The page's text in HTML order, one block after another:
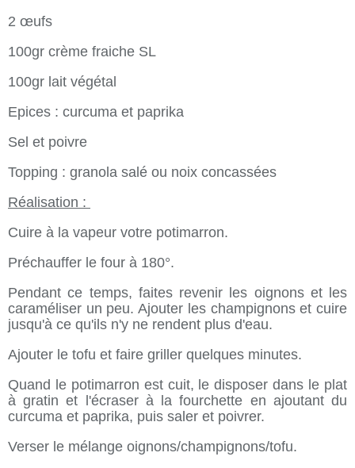
2 œufs
100gr crème fraiche SL
100gr lait végétal
Epices : curcuma et paprika
Sel et poivre
Topping : granola salé ou noix concassées
Réalisation :
Cuire à la vapeur votre potimarron.
Préchauffer le four à 180°.
Pendant ce temps, faites revenir les oignons et les
caraméliser un peu. Ajouter les champignons et cuire
jusqu'à ce qu'ils n'y ne rendent plus d'eau.
Ajouter le tofu et faire griller quelques minutes.
Quand le potimarron est cuit, le disposer dans le plat
à gratin et l'écraser à la fourchette en ajoutant du
curcuma et paprika, puis saler et poivrer.
Verser le mélange oignons/champignons/tofu.